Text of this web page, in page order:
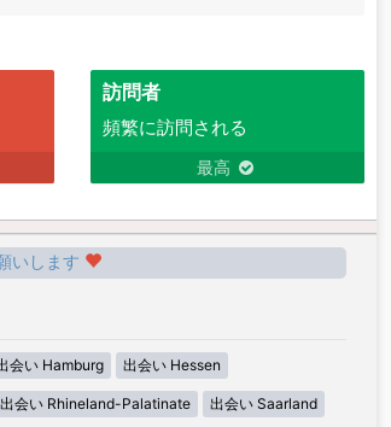
訪問者
頻繁に訪問される
最高
いします
会い Hamburg 出会い Hessen
出会い Rhineland-Palatinate 出会い Saarland